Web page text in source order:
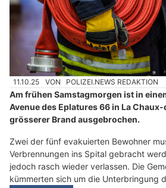
11.10.25 VON POLIZEI.NEWS REDAKTION
Am frühen Samstagmorgen ist in
Avenue des Eplatures 66 in La
grösserer Brand ausgebrochen.
Zwei der fünf evakuierten Bewohner
Verbrennungen ins Spital gebracht
jedoch rasch wieder verlassen. Die
kümmerten sich um die Unterbringung